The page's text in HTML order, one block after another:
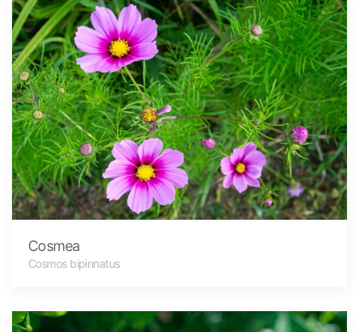
Cosmea
Cosmos bipinnatus